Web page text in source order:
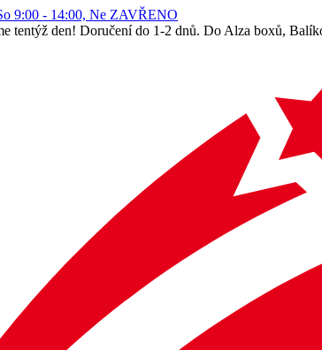
9:00 - 14:00, Ne ZAVŘENO
tentýž den! Doručení do 1-2 dnů. Do Alza boxů,